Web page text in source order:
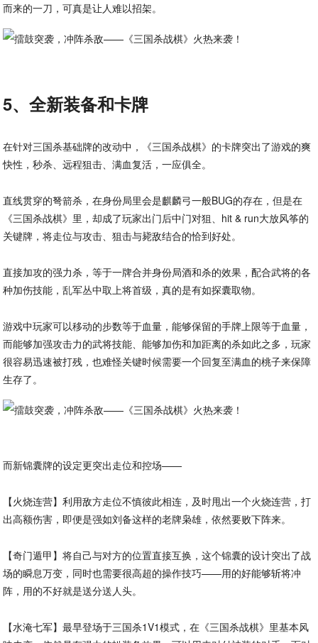
而来的一刀，可真是让人难以招架。
5、全新装备和卡牌
在针对三国杀基础牌的改动中，《三国杀战棋》的卡牌突出了游戏的爽
快性，秒杀、远程狙击、满血复活，一应俱全。
直线贯穿的弩箭杀，在身份局里会是麒麟弓一般BUG的存在，但是在
《三国杀战棋》里，却成了玩家出门后中门对狙、hit & run大放风筝的
关键牌，将走位与攻击、狙击与毙敌结合的恰到好处。
直接加攻的强力杀，等于一牌合并身份局酒和杀的效果，配合武将的各
种加伤技能，乱军丛中取上将首级，真的是有如探囊取物。
游戏中玩家可以移动的步数等于血量，能够保留的手牌上限等于血量，
而能够加强攻击力的武将技能、能够加伤和加距离的杀如此之多，玩家
很容易迅速被打残，也难怪关键时候需要一个回复至满血的桃子来保障
生存了。
而新锦囊牌的设定更突出走位和控场——
【火烧连营】利用敌方走位不慎彼此相连，及时甩出一个火烧连营，打
出高额伤害，即便是强如刘备这样的老牌枭雄，依然要败下阵来。
【奇门遁甲】将自己与对方的位置直接互换，这个锦囊的设计突出了战
场的瞬息万变，同时也需要很高超的操作技巧——用的好能够斩将冲
阵，用的不好就是送分送人头。
【水淹七军】最早登场于三国杀1V1模式，在《三国杀战棋》里基本风